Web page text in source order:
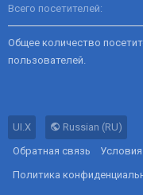
Всего посетителей
Общее количество
пользователей.
UI.X
Russian (RU)
Обратная связь
Политика